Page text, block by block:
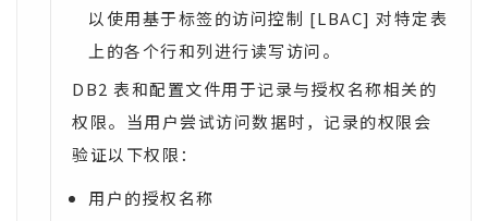
以使用基于标签的访问控制 [LBAC] 对特定表
上的各个行和列进行读写访问。
DB2 表和配置文件用于记录与授权名称相关的
权限。当用户尝试访问数据时，记录的权限会
验证以下权限：
用户的授权名称